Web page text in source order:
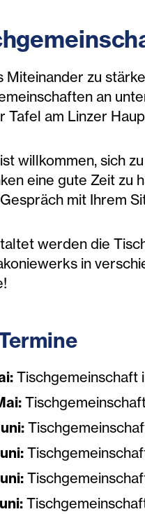
Miteinander zu
an
Tafel am Linzer
willkommen, sich
eine gute Zeit zu
mit Ihrem
werden die
in
Tischgemeinschaft